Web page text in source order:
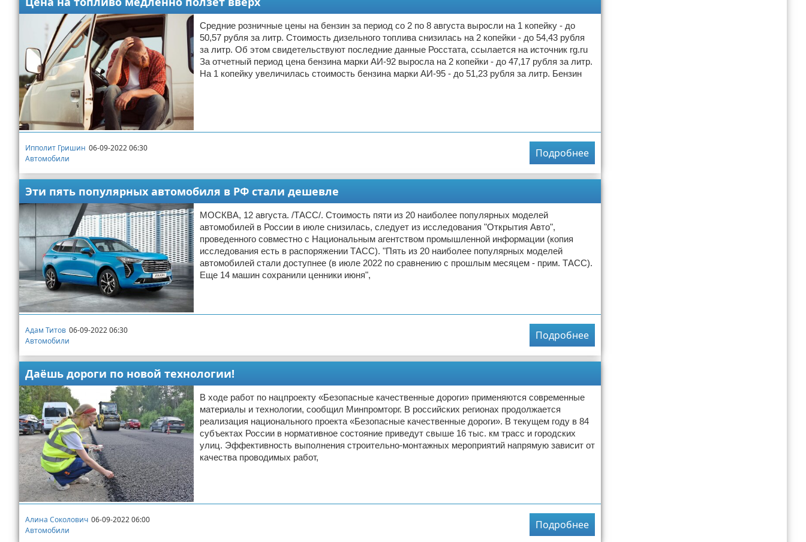
Средние розничные цены на бензин за период со 2 по 8 августа выросли на 1 копейку - до
50,57 рубля за литр. Стоимость дизельного топлива снизилась на 2 копейки - до 54,43 рубля
за литр. Об этом свидетельствуют последние данные Росстата, ссылается на источник rg.ru
За отчетный период цена бензина марки АИ-92 выросла на 2 копейки - до 47,17 рубля за литр.
На 1 копейку увеличилась стоимость бензина марки АИ-95 - до 51,23 рубля за литр. Бензин
Ипполит Гришин 06-09-2022 06:30
Автомобили
Подробнее
Эти пять популярных автомобиля в РФ стали дешевле
МОСКВА, 12 августа. /ТАСС/. Стоимость пяти из 20 наиболее популярных моделей
автомобилей в России в июле снизилась, следует из исследования "Открытия Авто",
проведенного совместно с Национальным агентством промышленной информации (копия
исследования есть в распоряжении ТАСС). "Пять из 20 наиболее популярных моделей
автомобилей стали доступнее (в июле 2022 по сравнению с прошлым месяцем - прим. ТАСС).
Еще 14 машин сохранили ценники июня",
Адам Титов 06-09-2022 06:30
Автомобили
Подробнее
Даёшь дороги по новой технологии!
В ходе работ по нацпроекту «Безопасные качественные дороги» применяются современные
материалы и технологии, сообщил Минпромторг. В российских регионах продолжается
реализация национального проекта «Безопасные качественные дороги». В текущем году в 84
субъектах России в нормативное состояние приведут свыше 16 тыс. км трасс и городских
улиц. Эффективность выполнения строительно-монтажных мероприятий напрямую зависит от
качества проводимых работ,
Алина Соколович 06-09-2022 06:00
Автомобили
Подробнее